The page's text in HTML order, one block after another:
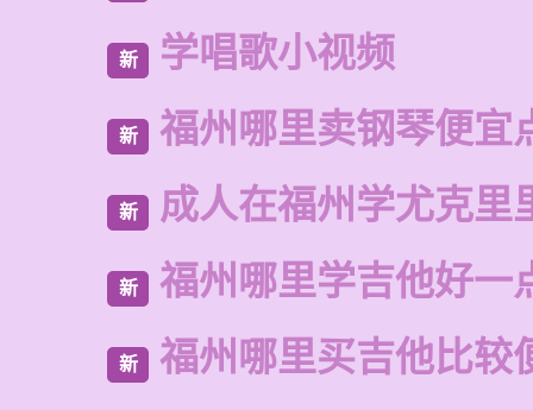
新 学唱歌小视频
新 福州哪里卖钢琴便宜
新 成人在福州学尤克里
新 福州哪里学吉他好一
新 福州哪里买吉他比较